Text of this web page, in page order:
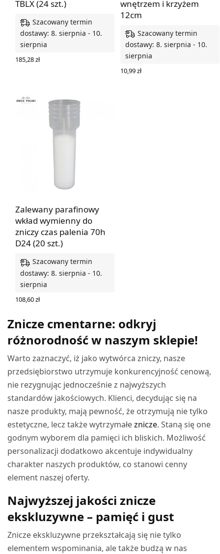
TBLX (24 szt.)
Szacowany termin
dostawy: 8. sierpnia - 10.
sierpnia
185,28zł
wnętrzem i krzyżem
12cm
Szacowany termin
dostawy: 8. sierpnia - 10.
sierpnia
10,99zł
Zalewany parafinowy
wkład wymienny do
zniczy czas palenia 70h
D24 (20 szt.)
Szacowany termin
dostawy: 8. sierpnia - 10.
sierpnia
108,60zł
Znicze cmentarne: odkryj
różnorodność w naszym sklepie!
Warto zaznaczyć, iż jako wytwórca zniczy, nasze
przedsiębiorstwo utrzymuje konkurencyjność cenową,
nie rezygnując jednocześnie z najwyższych
standardów jakościowych. Klienci, decydując się na
nasze produkty, mają pewność, że otrzymują nie tylko
estetyczne, lecz także wytrzymałeznicze. Staną się one
godnym wyborem dla pamięci ich bliskich. Możliwość
personalizacji dodatkowo akcentuje indywidualny
charakter naszych produktów, co stanowi cenny
element naszej oferty.
Najwyższej jakości znicze
ekskluzywne – pamięć i gust
Znicze ekskluzywne przekształcają się nie tylko
elementem wspominania, ale także budzą w nas